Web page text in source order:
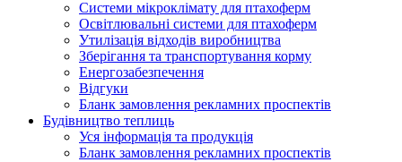
Системи мікроклімату для птахоферм
Освітлювальні системи для птахоферм
Утилізація відходів виробництва
Зберігання та транспортування корму
Енергозабезпечення
Відгуки
Бланк замовлення рекламних проспектів
Будівництво теплиць
Уся інформація та продукція
Бланк замовлення рекламних проспектів